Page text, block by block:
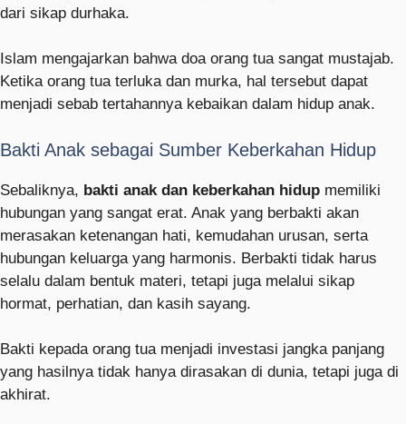
dari sikap durhaka.
Islam mengajarkan bahwa doa orang tua sangat mustajab.
Ketika orang tua terluka dan murka, hal tersebut dapat
menjadi sebab tertahannya kebaikan dalam hidup anak.
Bakti Anak sebagai Sumber Keberkahan Hidup
Sebaliknya, bakti anak dan keberkahan hidup memiliki
hubungan yang sangat erat. Anak yang berbakti akan
merasakan ketenangan hati, kemudahan urusan, serta
hubungan keluarga yang harmonis. Berbakti tidak harus
selalu dalam bentuk materi, tetapi juga melalui sikap
hormat, perhatian, dan kasih sayang.
Bakti kepada orang tua menjadi investasi jangka panjang
yang hasilnya tidak hanya dirasakan di dunia, tetapi juga di
akhirat.